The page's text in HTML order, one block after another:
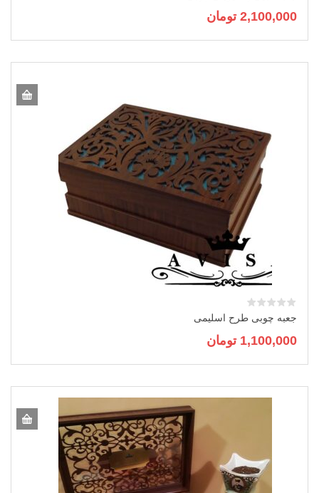
2,100,000 تومان
جعبه چوبی طرح اسلیمی
1,100,000 تومان